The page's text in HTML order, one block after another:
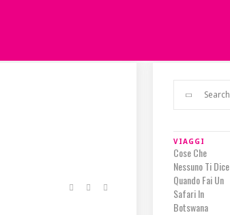
VIAGGI
Cose Che
Nessuno Ti Dice
Quando Fai Un
Safari In
Botswana